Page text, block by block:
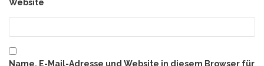
Website
Name, E-Mail-Adresse und Website in diesem Browser für